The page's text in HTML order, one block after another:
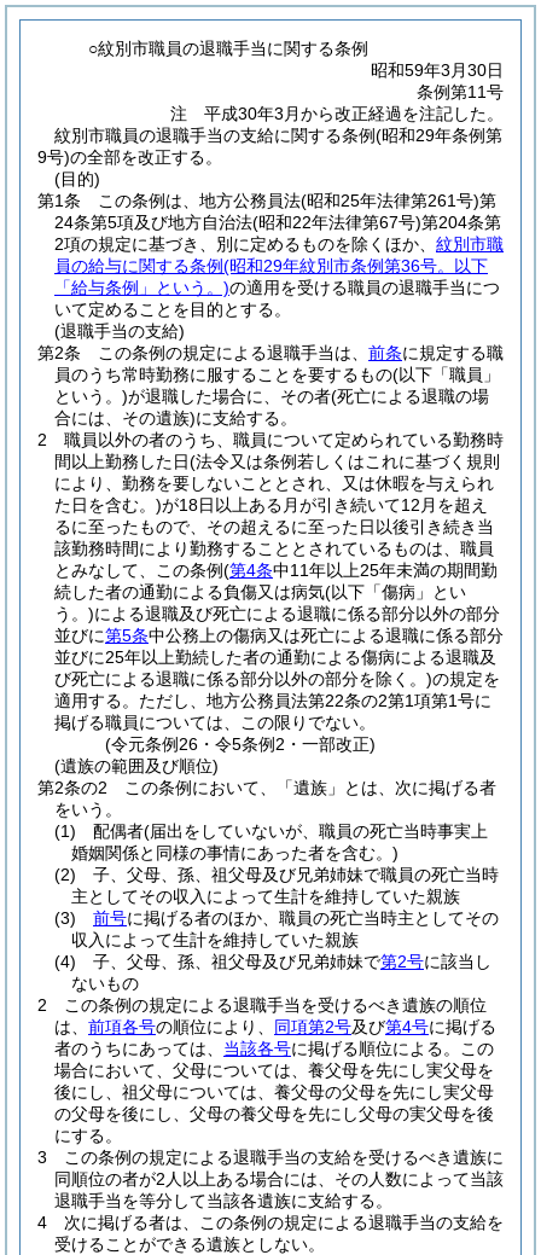
○紋別市職員の退職手当に関する条例
昭和59年3月30日
条例第11号
注 平成30年3月から改正経過を注記した。
紋別市職員の退職手当の支給に関する条例(昭和29年条例第
9号)の全部を改正する。
(目的)
第1条
この条例は、地方公務員法(昭和25年法律第261号)第
24条第5項及び地方自治法(昭和22年法律第67号)第204条第
2項の規定に基づき、別に定めるものを除くほか、 紋別市職
員の給与に関する条例(昭和29年紋別市条例第36号。以下
「給与条例」という。)の適用を受ける職員の退職手当につ
いて定めることを目的とする。
(退職手当の支給)
第2条
この条例の規定による退職手当は、 前条に規定する職
員のうち常時勤務に服することを要するもの(以下「職員」
という。)が退職した場合に、その者(死亡による退職の場
合には、その遺族)に支給する。
2
職員以外の者のうち、職員について定められている勤務時
間以上勤務した日(法令又は条例若しくはこれに基づく規則
により、勤務を要しないこととされ、又は休暇を与えられ
た日を含む。)が18日以上ある月が引き続いて12月を超え
るに至ったもので、その超えるに至った日以後引き続き当
該勤務時間により勤務することとされているものは、職員
とみなして、この条例(第4条中11年以上25年未満の期間勤
続した者の通勤による負傷又は病気(以下「傷病」とい
う。)による退職及び死亡による退職に係る部分以外の部分
並びに第5条中公務上の傷病又は死亡による退職に係る部分
並びに25年以上勤続した者の通勤による傷病による退職及
び死亡による退職に係る部分以外の部分を除く。)の規定を
適用する。 ただし、地方公務員法第22条の2第1項第1号に
掲げる職員については、この限りでない。
(令元条例26・令5条例2・一部改正)
(遺族の範囲及び順位)
第2条の2
この条例において、「遺族」とは、次に掲げる者
をいう。
(1)
配偶者(届出をしていないが、職員の死亡当時事実上
婚姻関係と同様の事情にあった者を含む。)
(2)
子、父母、孫、祖父母及び兄弟姉妹で職員の死亡当時
主としてその収入によって生計を維持していた親族
(3)
前号に掲げる者のほか、職員の死亡当時主としてその
収入によって生計を維持していた親族
(4)
子、父母、孫、祖父母及び兄弟姉妹で第2号に該当し
ないもの
2
この条例の規定による退職手当を受けるべき遺族の順位
は、 前項各号の順位により、 同項第2号及び第4号に掲げる
者のうちにあっては、 当該各号に掲げる順位による。
この
場合において、父母については、養父母を先にし実父母を
後にし、祖父母については、養父母の父母を先にし実父母
の父母を後にし、父母の養父母を先にし父母の実父母を後
にする。
3
この条例の規定による退職手当の支給を受けるべき遺族に
同順位の者が2人以上ある場合には、その人数によって当該
退職手当を等分して当該各遺族に支給する。
4
次に掲げる者は、この条例の規定による退職手当の支給を
受けることができる遺族としない。